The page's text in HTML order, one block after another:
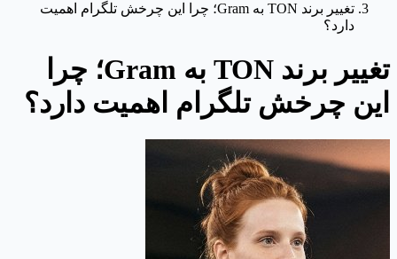
تغییر برند TON به Gram؛ چرا این چرخش تلگرام اهمیت
دارد؟
تغییر برند TON به Gram؛ چرا
این چرخش تلگرام اهمیت دارد؟